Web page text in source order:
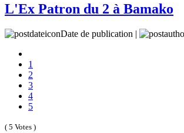
L'Ex Patron du 2 à Bamako
Date de publication |
1
2
3
4
5
( 5 Votes )